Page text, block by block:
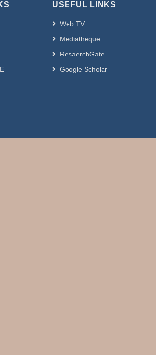
USEFUL LINKS
Web TV
Médiathèque
ResaerchGate
Google Scholar